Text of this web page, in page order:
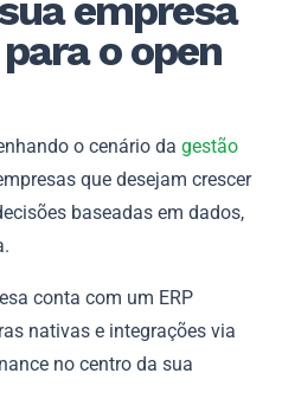
empresa
o open
o cenário da gestão
que desejam crescer
baseadas em dados,
conta com um ERP
nativas e integrações via
no centro da sua